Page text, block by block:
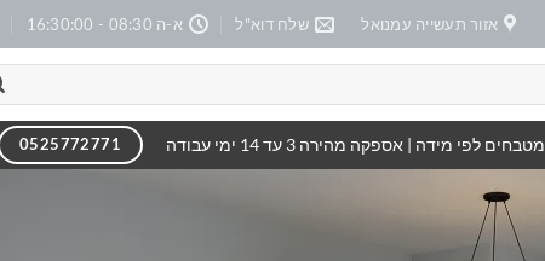
אזור תעשייה עמנואל שלח דוא"ל א-ה 08:30 - 16:30:00
מטבחים לפי מידה | אספקה מהירה 3 עד 14 ימי עבודה 0525772771